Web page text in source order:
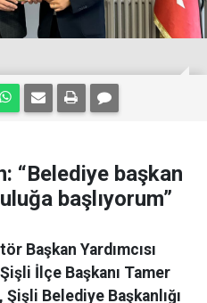
“Belediye başkan
başlıyorum”
Başkan Yardımcısı
İlçe Başkanı Tamer
Şişli Belediye Başkanlığı